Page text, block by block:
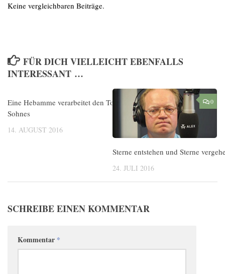
Keine vergleichbaren Beiträge.
FÜR DICH VIELLEICHT EBENFALLS
INTERESSANT …
0
Eine Hebamme verarbeitet den Tod ihres
Sohnes
14. AUGUST 2016
0
Sterne entstehen und Sterne
24. JULI 2016
SCHREIBE EINEN KOMMENTAR
Kommentar *